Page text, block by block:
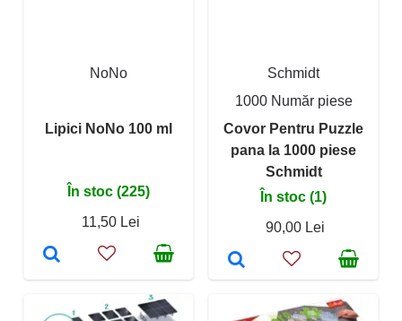
NoNo
Lipici NoNo 100 ml
În stoc (225)
11,50 Lei
Schmidt
1000 Număr piese
Covor Pentru Puzzle
pana la 1000 piese
Schmidt
În stoc (1)
90,00 Lei